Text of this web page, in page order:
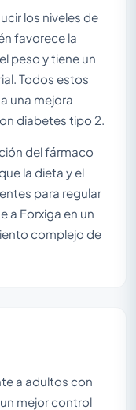
los niveles de
favorece la
peso y tiene un
Todos estos
una mejora
diabetes tipo 2.
del fármaco
la dieta y el
para regular
a Forxiga en un
complejo de
a adultos con
mejor control